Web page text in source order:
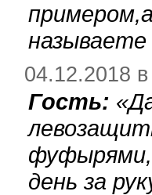
04.12.2018
Гость: «
день за